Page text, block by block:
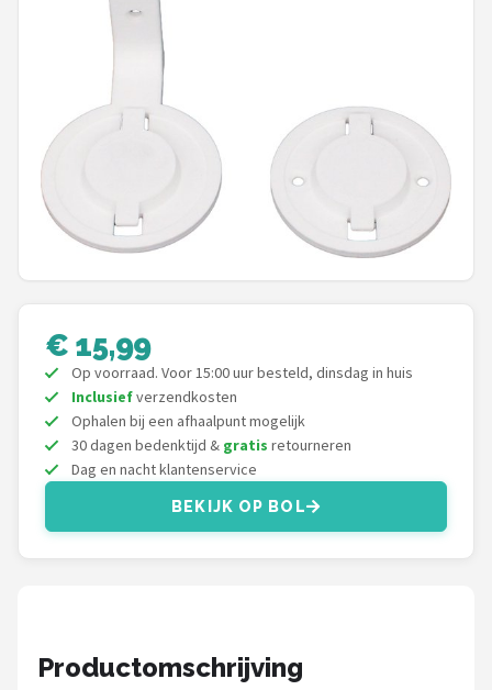
POPULAIRE MERKEN
Home-Locking
Reolink
EZVIZ
Foscam
Teceye
Smartwares
ieGeek
€ 15,99
Op voorraad. Voor 15:00 uur besteld, dinsdag in huis
Inclusiefverzendkosten
Ophalen bij een afhaalpunt mogelijk
30 dagen bedenktijd & gratis retourneren
Dag en nacht klantenservice
BEKIJK OP BOL
Productomschrijving